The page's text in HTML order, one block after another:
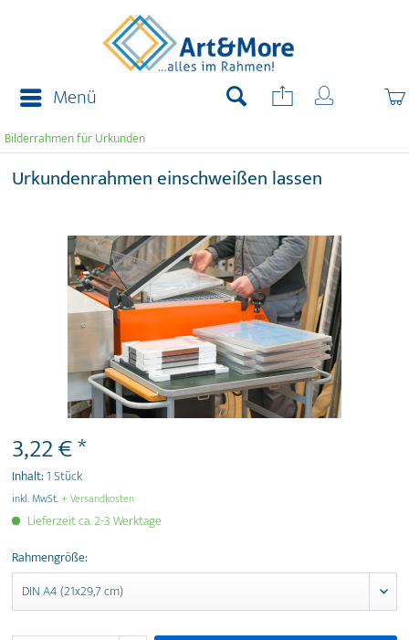
Menü
Bilderrahmen für Urkunden
Urkundenrahmen einschweißen lassen
3,22 € *
Inhalt:1 Stück
inkl. MwSt.+ Versandkosten
Lieferzeit ca. 2-3 Werktage
Rahmengröße: